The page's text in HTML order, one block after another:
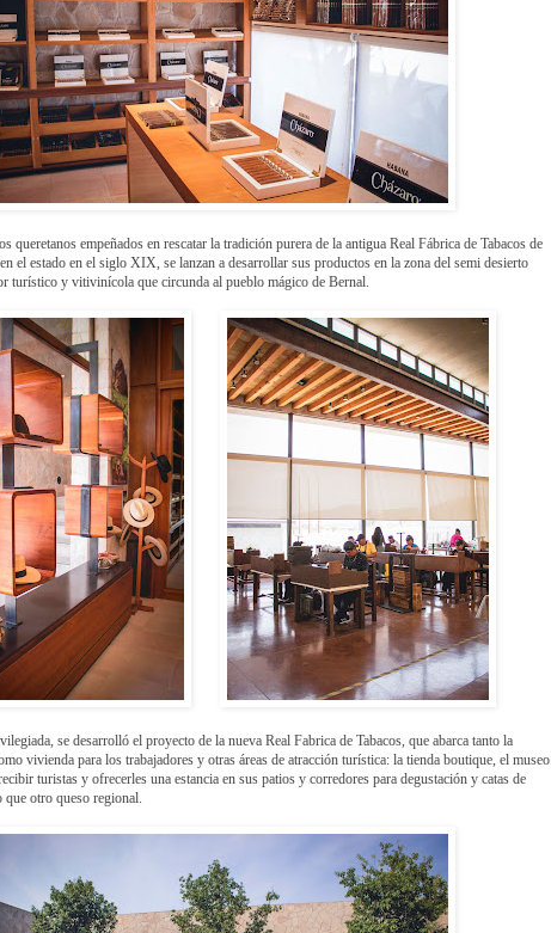
queretanos empeñados en rescatar la tradición purera de la antigua Real Fábrica de Tabacos de
el estado en el siglo XIX, se lanzan a desarrollar sus productos en la zona del semi desierto
turístico y vitivinícola que circunda al pueblo mágico de Bernal.
se desarrolló el proyecto de la nueva Real Fabrica de Tabacos, que abarca tanto la
vivienda para los trabajadores y otras áreas de atracción turística: la tienda boutique, el museo
turistas y ofrecerles una estancia en sus patios y corredores para degustación y catas de
otro queso regional.